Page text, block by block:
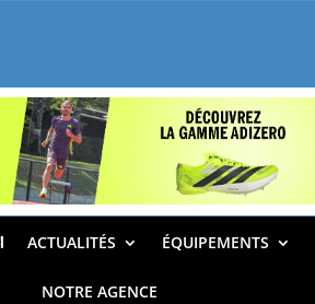
ACTUALITÉS ÉQUIPEMENTS
NOTRE AGENCE